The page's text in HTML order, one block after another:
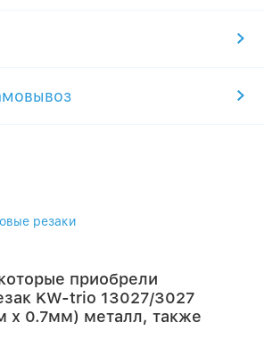
резаки
приобрели
KW-trio 13027/3027
х 0.7мм) металл, также